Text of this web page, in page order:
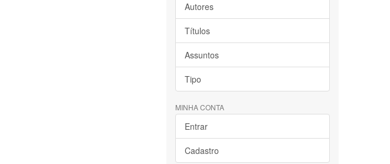
Autores
Títulos
Assuntos
Tipo
MINHA CONTA
Entrar
Cadastro